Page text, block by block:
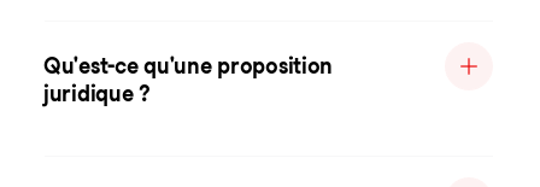
Qu'est-ce qu'une proposition
juridique ?